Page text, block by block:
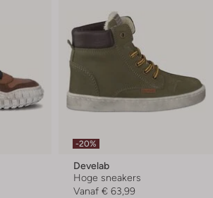
-20%
Develab
Hoge sneakers
Vanaf € 63,99